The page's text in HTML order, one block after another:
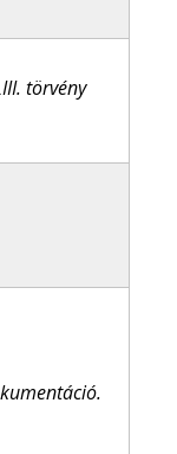
törvény